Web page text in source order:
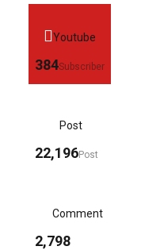
Youtube
384Subscriber
Post
22,196Post
Comment
2,798